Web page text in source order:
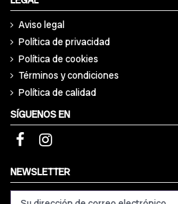
Aviso legal
Política de privacidad
Política de cookies
Términos y condiciones
Política de calidad
SÍGUENOS EN
NEWSLETTER